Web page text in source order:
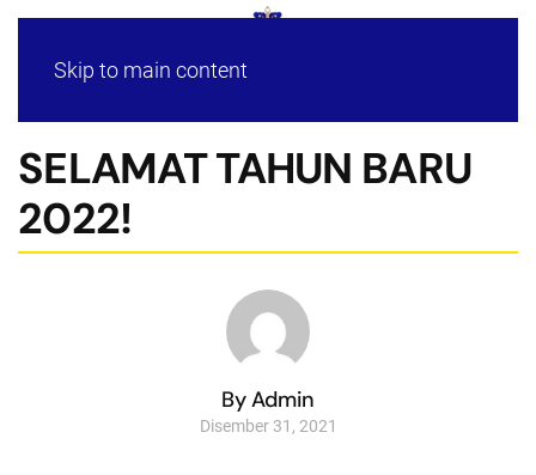
Skip to main content
SELAMAT TAHUN BARU
2022!
By Admin
Disember 31, 2021